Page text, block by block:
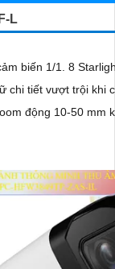
L
biến 1/1. 8
chi tiết vượt trội khi
động 10-50 mm